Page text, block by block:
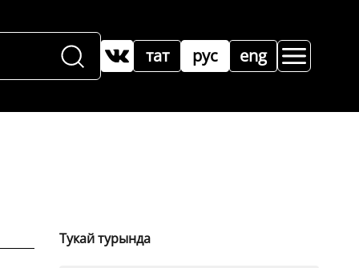
рус
тат eng
Тукай турында